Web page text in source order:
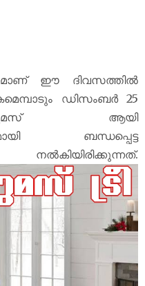
ഈ ദിവസത്തിൽ
ഡിസംബർ 25
ആയി
ബന്ധപ്പെട്ട